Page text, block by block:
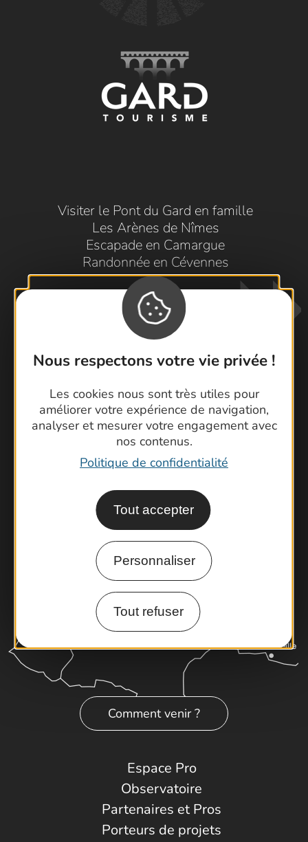
Nous respectons votre vie privée !
Les cookies nous sont très utiles pour
améliorer votre expérience de navigation,
analyser et mesurer votre engagement avec
nos contenus.
Politique de confidentialité
Tout accepter
Personnaliser
Tout refuser
Visiter le Pont du Gard en famille
Les Arènes de Nîmes
Escapade en Camargue
Randonnée en Cévennes
Contactez-nous !
Foire aux questions
Brochures
Cartoguides et Topoguides
Latitude Gard
Comment venir ?
Espace Pro
Observatoire
Partenaires et Pros
Porteurs de projets